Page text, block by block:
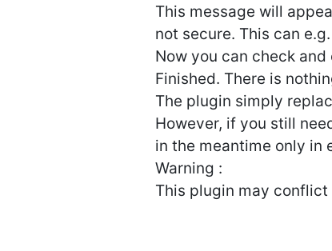
This message will
not secure. This can
Now you can check
Finished. There is
The plugin simply
However, if you still
in the meantime only in
Warning :
This plugin may